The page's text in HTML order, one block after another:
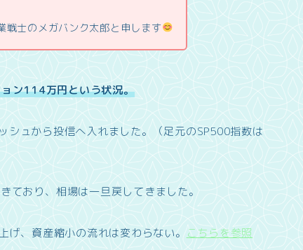
士のメガバンク太郎と申します
ン114万円という状況。
ュから投信へ入れました。（足元のSP500指数は
ており、相場は一旦戻してきました。
げ、資産縮小の流れは変わらない。 こちらを参照